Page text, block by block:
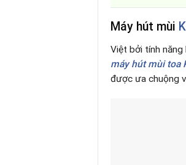
Máy hút mùi
Việt bởi tính năng
máy hút mùi toa
được ưa chuộng